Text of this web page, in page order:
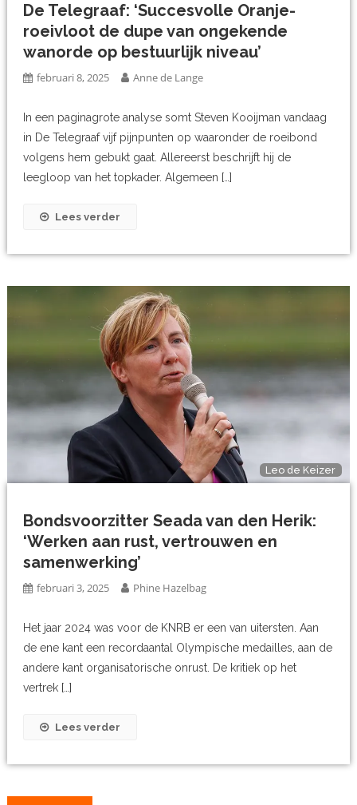
De Telegraaf: ‘Succesvolle Oranje-
roeivloot de dupe van ongekende
wanorde op bestuurlijk niveau’
februari 8, 2025 Anne de Lange
In een paginagrote analyse somt Steven Kooijman vandaag
in De Telegraaf vijf pijnpunten op waaronder de roeibond
volgens hem gebukt gaat. Allereerst beschrijft hij de
leegloop van het topkader. Algemeen […]
Lees verder
Leo de Keizer
Bondsvoorzitter Seada van den Herik:
‘Werken aan rust, vertrouwen en
samenwerking’
februari 3, 2025 Phine Hazelbag
Het jaar 2024 was voor de KNRB er een van uitersten. Aan
de ene kant een recordaantal Olympische medailles, aan de
andere kant organisatorische onrust. De kritiek op het
vertrek […]
Lees verder